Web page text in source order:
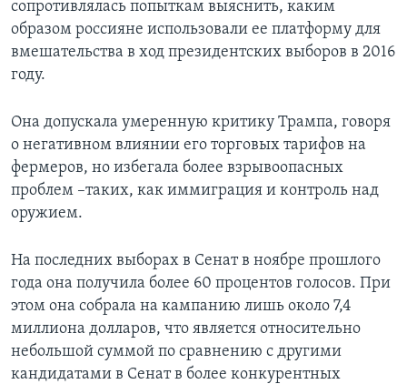
сопротивлялась попыткам выяснить, каким
образом россияне использовали ее платформу для
вмешательства в ход президентских выборов в 2016
году.
Она допускала умеренную критику Трампа, говоря
о негативном влиянии его торговых тарифов на
фермеров, но избегала более взрывоопасных
проблем –таких, как иммиграция и контроль над
оружием.
На последних выборах в Сенат в ноябре прошлого
года она получила более 60 процентов голосов. При
этом она собрала на кампанию лишь около 7,4
миллиона долларов, что является относительно
небольшой суммой по сравнению с другими
кандидатами в Сенат в более конкурентных